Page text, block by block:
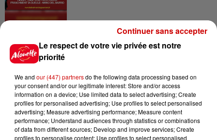
Le Duel - Gagnez vos entrées
pour l'un des zoos de nos
régions !
Destination Vacances - Gagnez
votre séjour en famille au cœur
de la...
Le respect de votre vie privée est notre
priorité
We and our (447) partnersdo the following data processing based on
your consent and/or our legitimate interest: Store and/or access
information on a device; Use limited data to select advertising; Create
profiles for personalised advertising; Use profiles to select personalised
advertising; Measure advertising performance; Measure content
performance; Understand audiences through statistics or combinations
of data from different sources; Develop and improve services; Create
profiles to personalise content; Use profiles to select personalised
Continuer sans accepter